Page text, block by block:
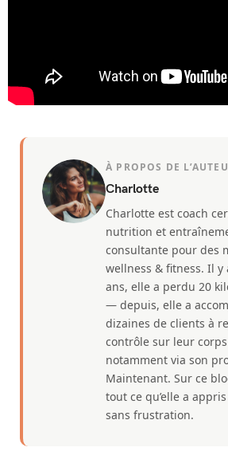
À PROPOS DE
Charlotte
Charlotte est coach
nutrition et
consultante pour des
wellness & fitness. Il y
ans, elle a perdu 20
— depuis, elle a
dizaines de clients à
contrôle sur leur
notamment via son
Maintenant. Sur ce
tout ce qu’elle a
sans frustration.